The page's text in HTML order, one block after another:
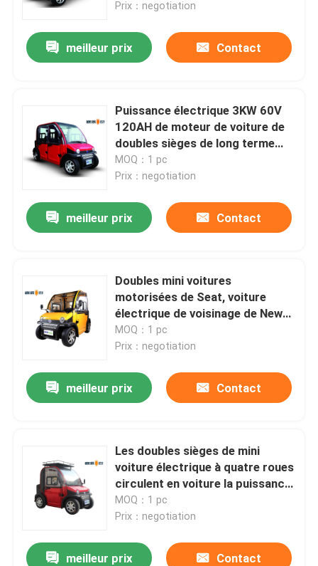
Accueil
Contacts
Scooter broyé du noir électrique
Scooteur électrique
Scooter électrique de mobilité
scooter d'équilibre électrique
Prix：negotiation
meilleur prix Contact
Puissance électrique 3KW 60V
120AH de moteur de voiture de
doubles sièges de long terme
mini
MOQ：1 pc
Prix：negotiation
meilleur prix Contact
Doubles mini voitures
motorisées de Seat, voiture
électrique de voisinage de New
Energy
MOQ：1 pc
Prix：negotiation
meilleur prix Contact
Les doubles sièges de mini
voiture électrique à quatre roues
circulent en voiture la puissance
3KW 60V 120AH
MOQ：1 pc
Prix：negotiation
meilleur prix Contact